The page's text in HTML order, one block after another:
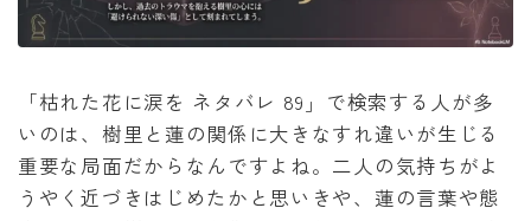
「枯れた花に涙を ネタバレ 89」で検索する人が多
いのは、樹里と蓮の関係に大きなすれ違いが生じる
重要な局面だからなんですよね。二人の気持ちがよ
うやく近づきはじめたかと思いきや、蓮の言葉や態